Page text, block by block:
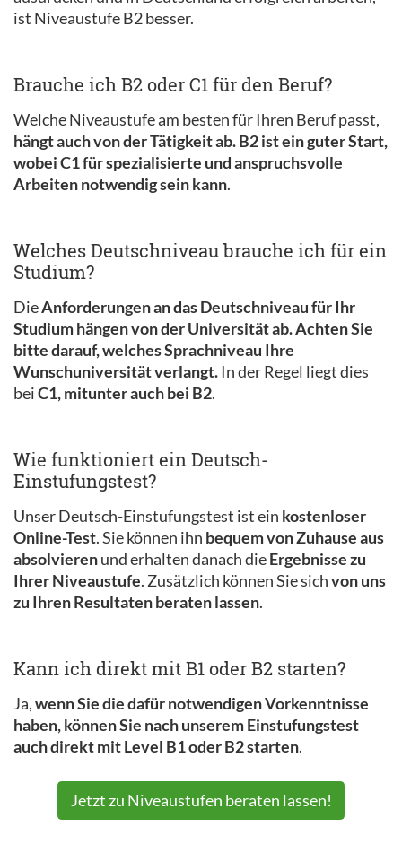
ist Niveaustufe B2 besser.
Brauche ich B2 oder C1 für den Beruf?
Welche Niveaustufe am besten für Ihren Beruf passt,
hängt auch von der Tätigkeit ab. B2 ist ein guter Start,
wobei C1 für spezialisierte und anspruchsvolle
Arbeiten notwendig sein kann.
Welches Deutschniveau brauche ich für ein
Studium?
DieAnforderungen an das Deutschniveau für Ihr
Studium hängen von der Universität ab. Achten Sie
bitte darauf, welches Sprachniveau Ihre
Wunschuniversität verlangt. In der Regel liegt dies
beiC1, mitunter auch bei B2.
Wie funktioniert ein Deutsch-
Einstufungstest?
Unser Deutsch-Einstufungstest ist ein kostenloser
Online-Test. Sie können ihn bequem von Zuhause aus
absolvierenund erhalten danach dieErgebnisse zu
Ihrer Niveaustufe. Zusätzlich können Sie sichvon uns
zu Ihren Resultaten beraten lassen.
Kann ich direkt mit B1 oder B2 starten?
Ja,wenn Sie die dafür notwendigen Vorkenntnisse
haben, können Sie nach unserem Einstufungstest
auch direkt mit Level B1 oder B2 starten.
Jetzt zu Niveaustufen beraten lassen!